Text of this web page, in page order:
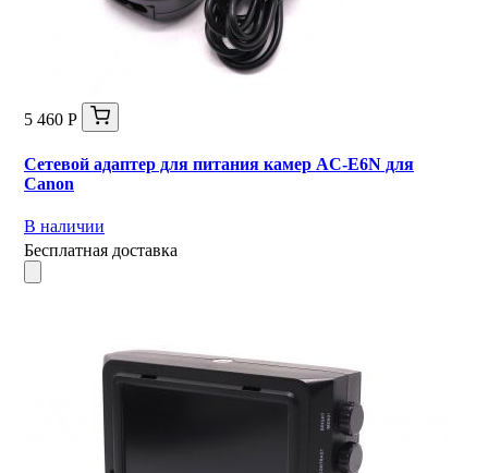
5 460 Р
Сетевой адаптер для питания камер AC-E6N для
Canon
В наличии
Бесплатная доставка